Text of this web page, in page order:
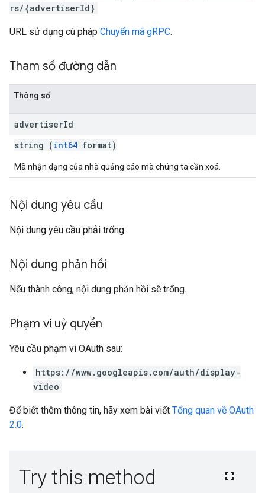
rs/{advertiserId}
URL sử dụng cú pháp Chuyển mã gRPC.
Tham số đường dẫn
Thông số
advertiserId
string (int64 format)
Mã nhận dạng của nhà quảng cáo mà chúng ta cần xoá.
Nội dung yêu cầu
Nội dung yêu cầu phải trống.
Nội dung phản hồi
Nếu thành công, nội dung phản hồi sẽ trống.
Phạm vi uỷ quyền
Yêu cầu phạm vi OAuth sau:
https://www.googleapis.com/auth/display-
video
Để biết thêm thông tin, hãy xem bài viết Tổng quan về OAuth
2.0.